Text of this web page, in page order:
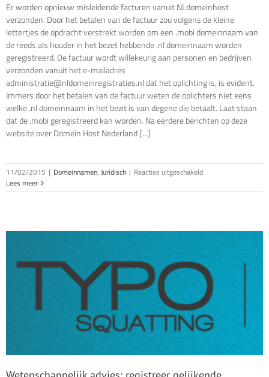
Er worden opnieuw misleidende facturen vanuit NLdomeinhost
verzonden. Door het betalen van de factuur zou volgens de kleine
lettertjes de opdracht verstrekt worden om een .mobi domeinnaam van
de reeds als houder in het bezet hebbende .nl domeinnaam worden
geregistreerd. De factuur wordt willekeurig aan personen en bedrijven
verzonden vanuit het e-mailadres
administratie@nldomeinregistraties.nl dat het oplichting is, is evident.
Immers door het betalen van de factuur weten de oplichters niet eens
welke .nl domeinnaam in het bezit is van degene die betaalt. Laat staan
dat de .mobi geregistreerd kan worden. Na eerdere berichten op deze
website over Domein Host Nederland [...]
11/02/2015 | Domeinnamen, Juridisch | Reacties uitgeschakeldvoor
valse
Lees meer